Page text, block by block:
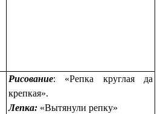
Рисование: «Репка
круглая да
крепкая».
Лепка: «Вытянули репку»